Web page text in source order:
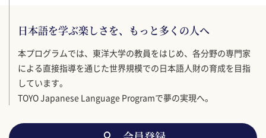
日本語を学ぶ楽しさを、もっと多くの人へ
本プログラムでは、東洋大学の教員をはじめ、各分野の専門家
による直接指導を通じた世界規模での日本語人財の育成を目指
しています。
TOYO Japanese Language Programで夢の実現へ。